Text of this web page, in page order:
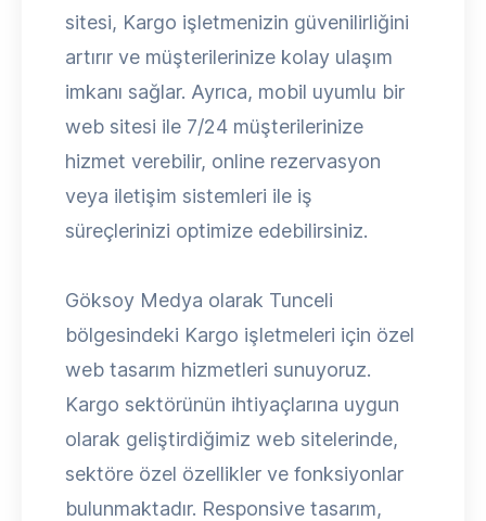
sitesi, Kargo işletmenizin güvenilirliğini
artırır ve müşterilerinize kolay ulaşım
imkanı sağlar. Ayrıca, mobil uyumlu bir
web sitesi ile 7/24 müşterilerinize
hizmet verebilir, online rezervasyon
veya iletişim sistemleri ile iş
süreçlerinizi optimize edebilirsiniz.
Göksoy Medya olarak Tunceli
bölgesindeki Kargo işletmeleri için özel
web tasarım hizmetleri sunuyoruz.
Kargo sektörünün ihtiyaçlarına uygun
olarak geliştirdiğimiz web sitelerinde,
sektöre özel özellikler ve fonksiyonlar
bulunmaktadır. Responsive tasarım,